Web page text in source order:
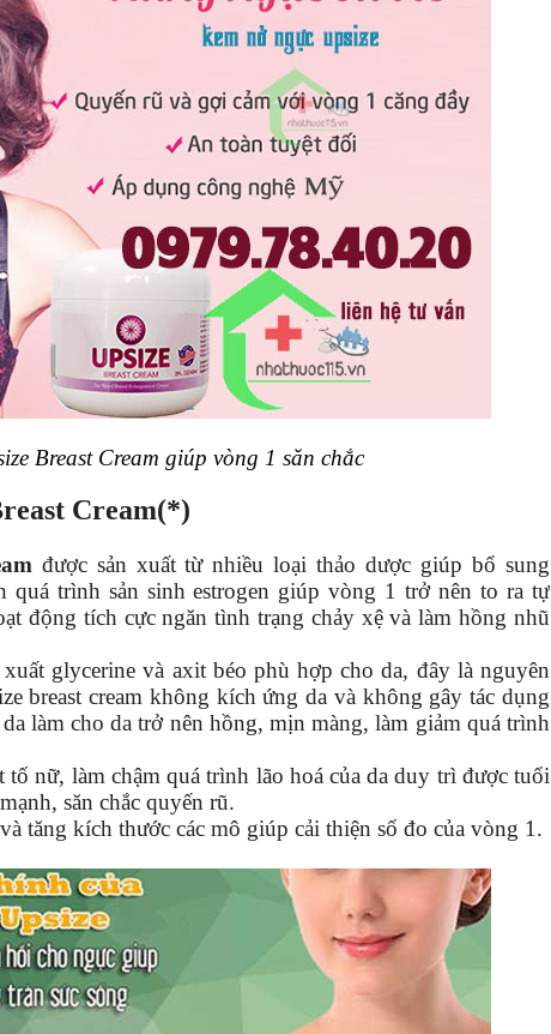
Breast Cream giúp vòng 1 săn chắc
Cream(*)
được sản xuất từ nhiều loại thảo dược giúp bổ sung
quá trình sản sinh estrogen giúp vòng 1 trở nên to ra tự
động tích cực ngăn tình trạng chảy xệ và làm hồng nhũ
glycerine và axit béo phù hợp cho da, đây là nguyên
breast cream không kích ứng da và không gây tác dụng
làm cho da trở nên hồng, mịn màng, làm giảm quá trình
tố nữ, làm chậm quá trình lão hoá của da duy trì được tuổi
săn chắc quyến rũ.
tăng kích thước các mô giúp cải thiện số đo của vòng 1.